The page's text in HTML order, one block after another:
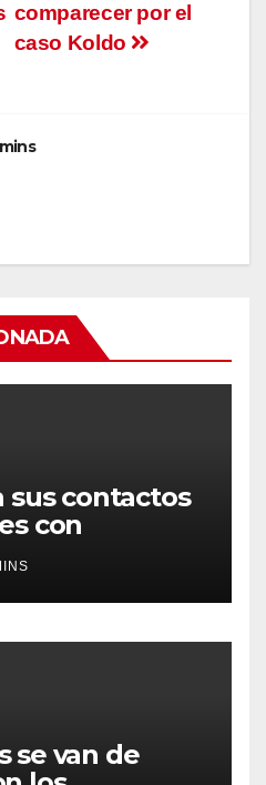
comparecer por el
caso Koldo
sus contactos
con
como socio
agenda de
se van de